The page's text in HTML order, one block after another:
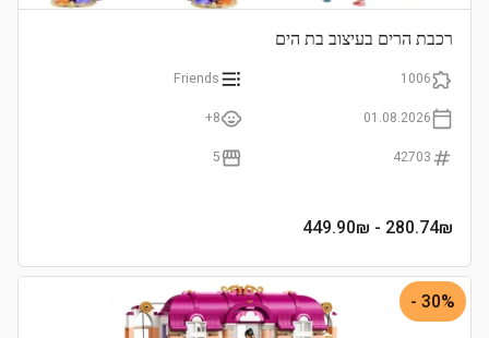
רכבת הרים בעיצוב בת הים
1006
Friends
01.08.2026
8+
42703
5
280.74₪
- 449.90₪
30% -